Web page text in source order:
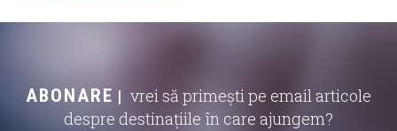
ABONARE
vrei să primești pe email articole
despre destinațiile în care ajungem?